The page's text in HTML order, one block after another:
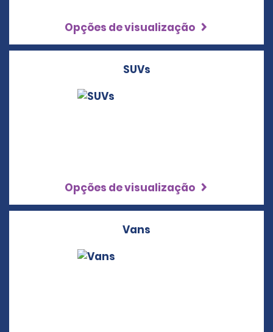
Opções de visualização
SUVs
Opções de visualização
Vans